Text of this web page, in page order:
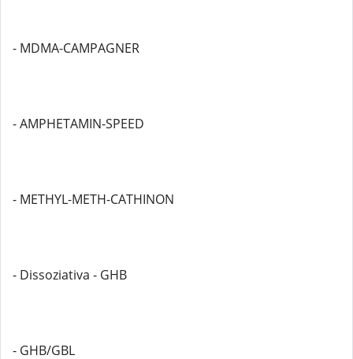
- MDMA-CAMPAGNER
- AMPHETAMIN-SPEED
- METHYL-METH-CATHINON
- Dissoziativa - GHB
- GHB/GBL